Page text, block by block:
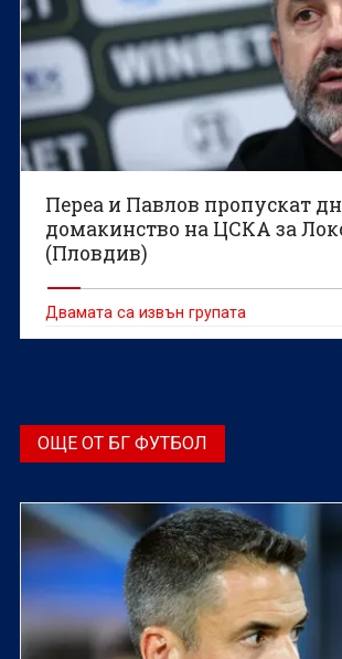
Переа и Павлов пропускат
домакинство на ЦСКА за
(Пловдив)
Двамата са извън групата
ОЩЕ ОТ БГ ФУТБОЛ